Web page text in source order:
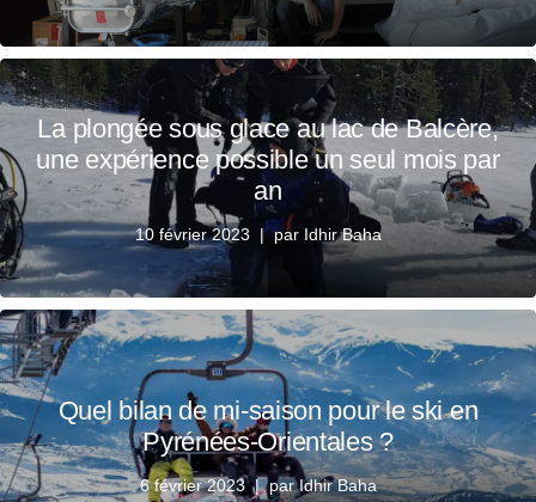
La plongée sous glace au lac de Balcère,
une expérience possible un seul mois par
an
10 février 2023 par Idhir Baha
Quel bilan de mi-saison pour le ski en
Pyrénées-Orientales ?
6 février 2023 parIdhir Baha